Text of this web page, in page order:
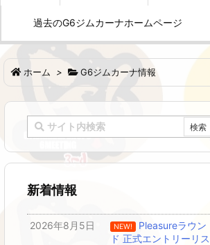
過去のG6ジムカーナホームページ
ホーム > G6ジムカーナ情報
新着情報
2026年8月5日 NEW! Pleasureラウン
ド 正式エントリーリス